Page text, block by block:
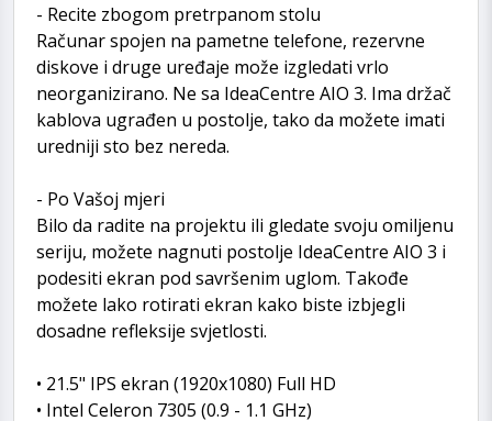
- Recite zbogom pretrpanom stolu
Računar spojen na pametne telefone, rezervne
diskove i druge uređaje može izgledati vrlo
neorganizirano. Ne sa IdeaCentre AIO 3. Ima držač
kablova ugrađen u postolje, tako da možete imati
uredniji sto bez nereda.
- Po Vašoj mjeri
Bilo da radite na projektu ili gledate svoju omiljenu
seriju, možete nagnuti postolje IdeaCentre AIO 3 i
podesiti ekran pod savršenim uglom. Takođe
možete lako rotirati ekran kako biste izbjegli
dosadne refleksije svjetlosti.
• 21.5" IPS ekran (1920x1080) Full HD
• Intel Celeron 7305 (0.9 - 1.1 GHz)